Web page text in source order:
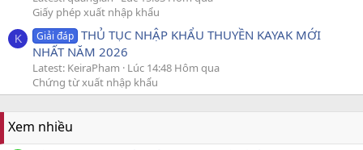
Giấy phép xuất nhập khẩu
K Giải đáp THỦ TỤC NHẬP KHẨU THUYỀN KAYAK MỚI
NHẤT NĂM 2026
Latest: KeiraPham
Lúc 14:48 Hôm qua
Chứng từ xuất nhập khẩu
Xem nhiều